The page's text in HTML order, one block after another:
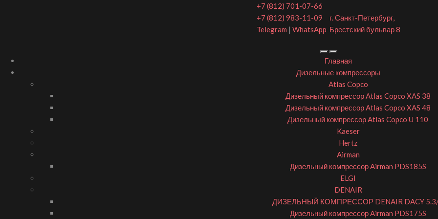
+7 (812) 701-07-66
+7 (812) 983-11-09
Telegram | WhatsApp
г. Санкт-Петербург,
Брестский бульвар 8
Главная
Дизельные компрессоры
Atlas Copco
Дизельный компрессор Atlas Copco XAS 38
Дизельный компрессор Atlas Copco XAS 48
Дизельный компрессор Atlas Copco U 110
Kaeser
Hertz
Airman
Дизельный компрессор Airman PDS185S
ELGI
DENAIR
ДИЗЕЛЬНЫЙ КОМПРЕССОР DENAIR DACY
Дизельный компрессор Airman PDS175S